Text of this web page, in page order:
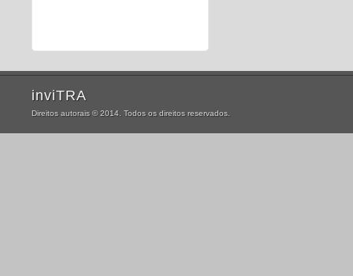
inviTRA
Direitos autorais © 2014. Todos os direitos reservados.